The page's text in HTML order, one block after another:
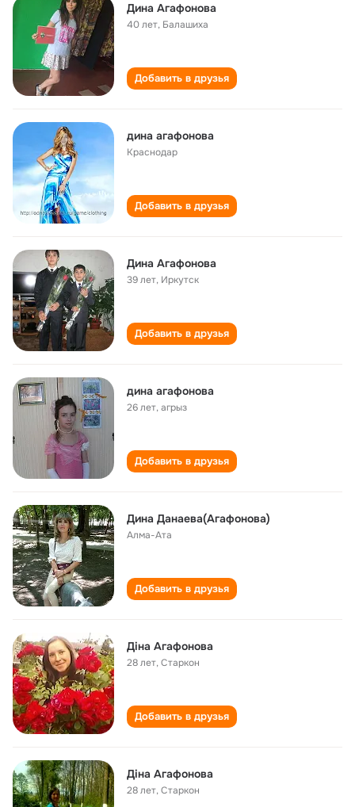
Дина Агафонова
40 лет, Балашиха
Добавить в друзья
дина агафонова
Краснодар
Добавить в друзья
Дина Агафонова
39 лет, Иркутск
Добавить в друзья
дина агафонова
26 лет,агрыз
Добавить в друзья
Дина Данаева(Агафонова)
Алма-Ата
Добавить в друзья
Діна Агафонова
28 лет,Старкон
Добавить в друзья
Діна Агафонова
28 лет,Старкон